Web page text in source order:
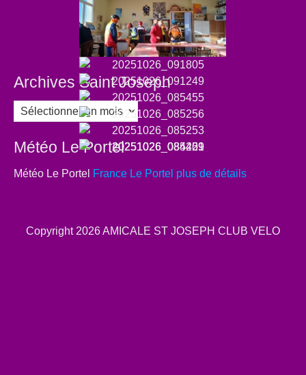
Archives Saint Joseph
Archives
Saint
Joseph
Météo Le Portel
Météo Le Portel France Le Portel plus de détails
Copyright 2026AMICALE ST JOSEPH CLUB VELO